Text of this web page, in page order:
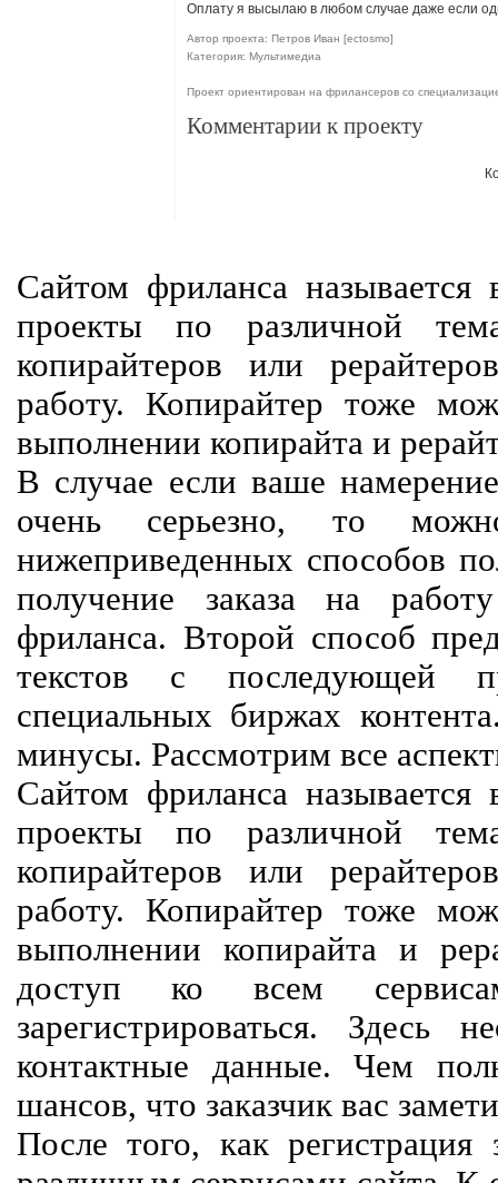
Оплату я высылаю в любом случае даже если
Автор проекта: Петров Иван [ectosmo]
Категория: Мультимедиа
Проект ориентирован на фрилансеров со
Комментарии к проекту
Сайтом фриланса называется
проекты по различной
копирайтеров или
работу. Копирайтер тоже
выполнении копирайта и
В случае если ваше
очень серьезно, то
нижеприведенных способов
получение заказа на
фриланса. Второй способ
текстов с последующей
специальных биржах
минусы. Рассмотрим все
Сайтом фриланса называется
проекты по различной
копирайтеров или
работу. Копирайтер тоже
выполнении копирайта и
доступ ко всем
зарегистрироваться. Здесь
контактные данные. Чем
шансов, что заказчик вас
После того, как регистрация